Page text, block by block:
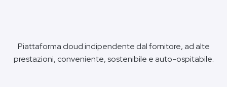
Piattaforma cloud indipendente dal fornitore, ad alte
prestazioni, conveniente, sostenibile e auto-ospitabile.